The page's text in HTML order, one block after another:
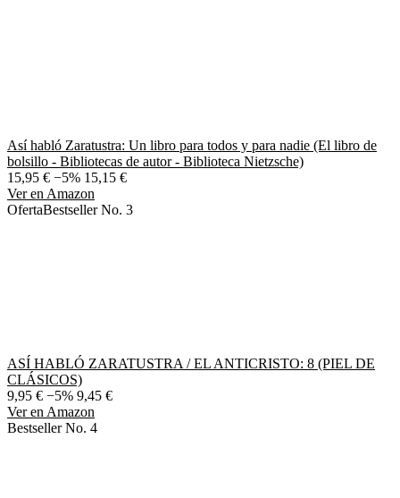
Así habló Zaratustra: Un libro para todos y para nadie (El libro de
bolsillo - Bibliotecas de autor - Biblioteca Nietzsche)
15,95 € −5% 15,15 €
Ver en Amazon
OfertaBestseller No. 3
ASÍ HABLÓ ZARATUSTRA / EL ANTICRISTO: 8 (PIEL DE
CLÁSICOS)
9,95 € −5% 9,45 €
Ver en Amazon
Bestseller No. 4